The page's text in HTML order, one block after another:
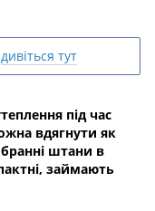
дивіться тут
під час
вдягнути як
штани в
займають